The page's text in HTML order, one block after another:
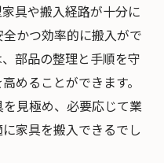
具や搬入経路が十分に
かつ効率的に搬入がで
部品の整理と手順を守
めることができます。
見極め、必要応じて業
家具を搬入できるでし